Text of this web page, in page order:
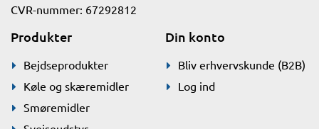
CVR-nummer: 67292812
Produkter
Bejdseprodukter
Køle og skæremidler
Smøremidler
Din konto
Bliv erhvervskunde (B2B)
Log ind